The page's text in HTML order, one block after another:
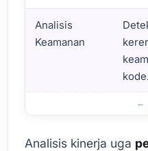
Analisis
Keamanan
kode.
Analisis kinerja uga